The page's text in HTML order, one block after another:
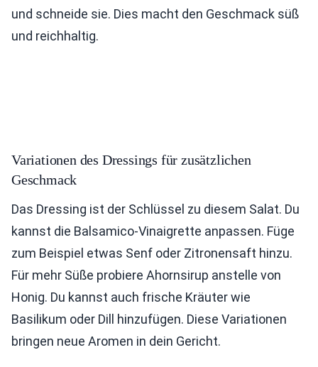
und schneide sie. Dies macht den Geschmack süß
und reichhaltig.
Variationen des Dressings für zusätzlichen
Geschmack
Das Dressing ist der Schlüssel zu diesem Salat. Du
kannst die Balsamico-Vinaigrette anpassen. Füge
zum Beispiel etwas Senf oder Zitronensaft hinzu.
Für mehr Süße probiere Ahornsirup anstelle von
Honig. Du kannst auch frische Kräuter wie
Basilikum oder Dill hinzufügen. Diese Variationen
bringen neue Aromen in dein Gericht.